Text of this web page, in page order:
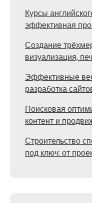
Курсы
эффективная
Создание
визуализация,
Эффективные
разработка
Поисковая
контент и
Строительство
под ключ: от